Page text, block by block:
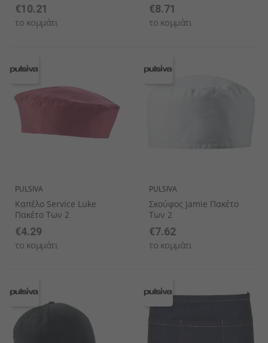
€10.21
το κομμάτι
€8.71
το κομμάτι
PULSIVA
Καπέλο Service Luke
Πακέτο Των 2
€4.29
το κομμάτι
PULSIVA
Σκούφος Jamie Πακέτο
Των 2
€7.62
το κομμάτι